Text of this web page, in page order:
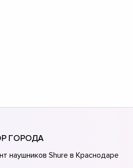
ГОРОДА
наушников Shure в Краснодаре